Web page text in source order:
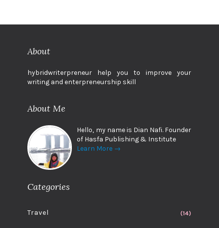
About
hybridwriterpreneur help you to improve your
writing and enterpreneurship skill
About Me
Hello, my name is Dian Nafi. Founder
of Hasfa Publishing & Institute
Learn More →
Categories
Travel (14)